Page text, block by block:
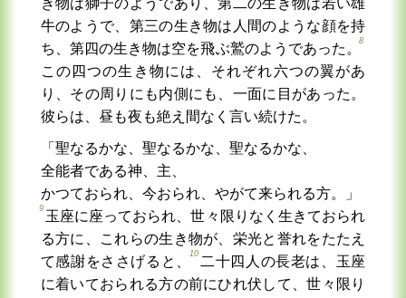
き物は獅子のようであり、第二の生き物は若い雄
牛のようで、第三の生き物は人間のような顔を持
ち、第四の生き物は空を飛ぶ鷲のようであった。
8
この四つの生き物には、それぞれ六つの翼があ
り、その周りにも内側にも、一面に目があった。
彼らは、昼も夜も絶え間なく言い続けた。
「聖なるかな、聖なるかな、聖なるかな、
全能者である神、主、
かつておられ、今おられ、やがて来られる方。」
9
玉座に座っておられ、世々限りなく生きておられ
る方に、これらの生き物が、栄光と誉れをたたえ
て感謝をささげると、
10
二十四人の長老は、玉座
に着いておられる方の前にひれ伏して、世々限り